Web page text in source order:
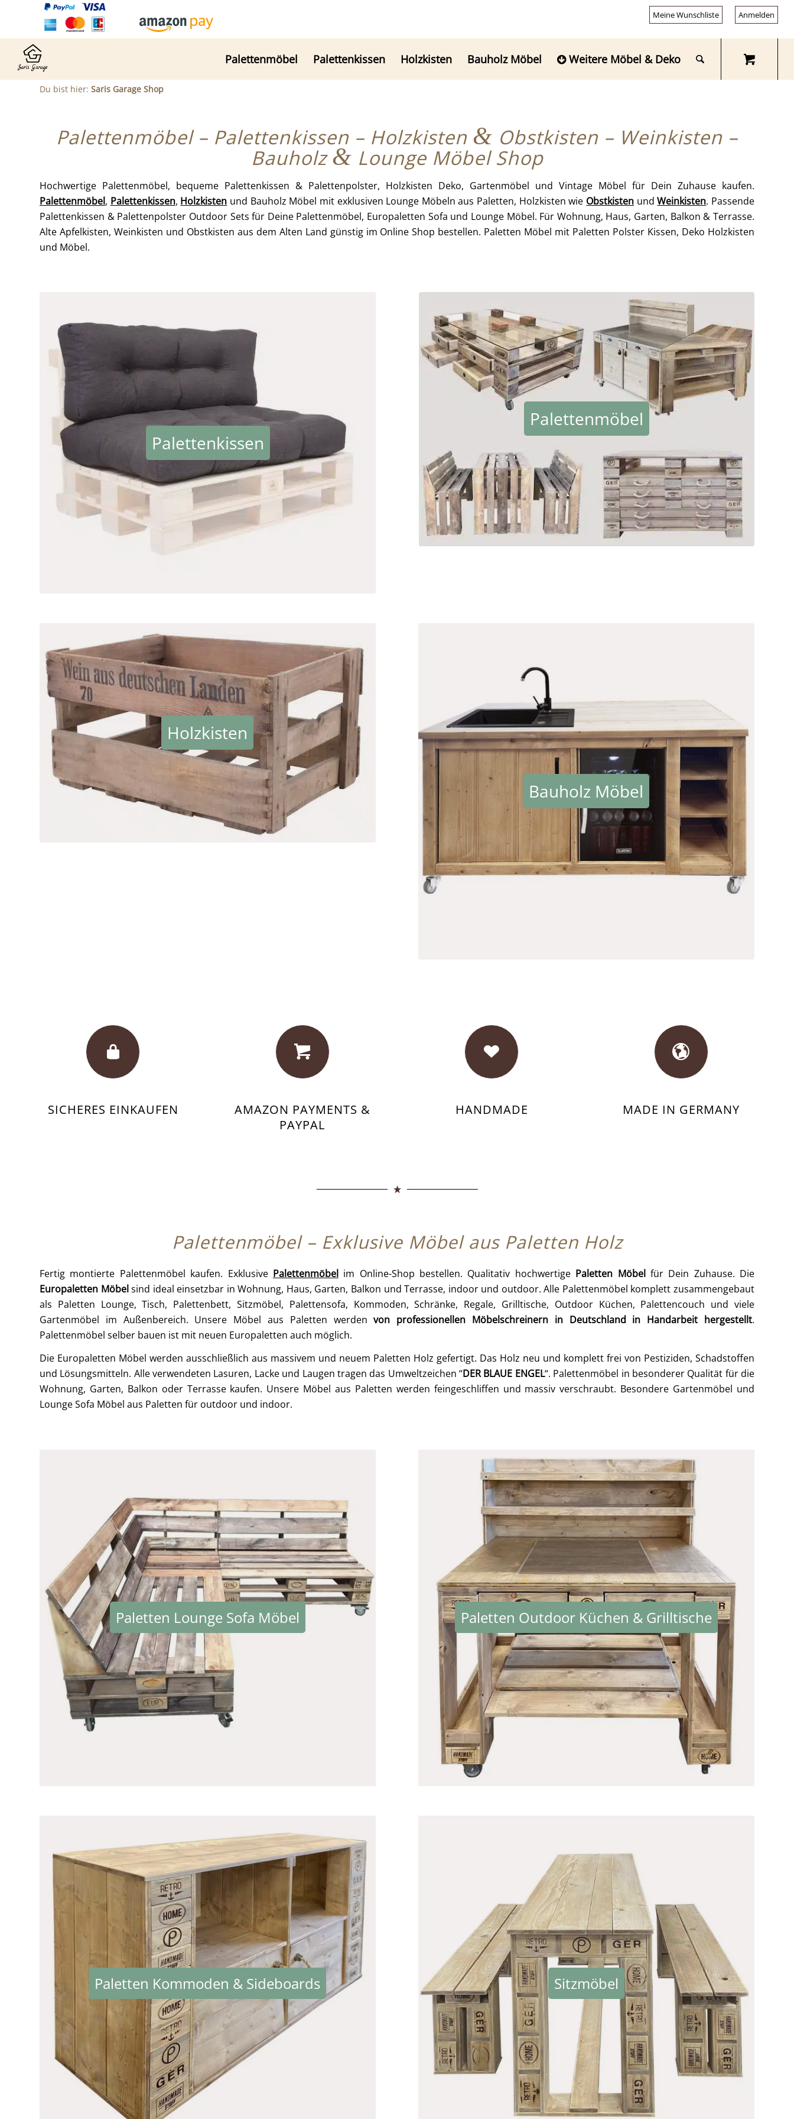
Meine Wunschliste Anmelden
Palettenmöbel Palettenkissen Holzkisten Bauholz Möbel Weitere Möbel & Deko
Du bist hier: Saris Garage Shop
Palettenmöbel – Palettenkissen – Holzkisten & Obstkisten – Weinkisten –
Bauholz& Lounge Möbel Shop
Hochwertige Palettenmöbel, bequeme Palettenkissen & Palettenpolster, Holzkisten Deko, Gartenmöbel und Vintage Möbel für Dein Zuhause kaufen.
Palettenmöbel, Palettenkissen, Holzkisten und Bauholz Möbel mit exklusiven Lounge Möbeln aus Paletten, Holzkisten wie Obstkisten undWeinkisten. Passende
Palettenkissen & Palettenpolster Outdoor Sets für Deine Palettenmöbel, Europaletten Sofa und Lounge Möbel. Für Wohnung, Haus, Garten, Balkon & Terrasse.
Alte Apfelkisten, Weinkisten und Obstkisten aus dem Alten Land günstig im Online Shop bestellen. Paletten Möbel mit Paletten Polster Kissen, Deko Holzkisten
und Möbel.
Palettenkissen
Palettenmöbel
Holzkisten
Bauholz Möbel
SICHERES EINKAUFEN
AMAZON PAYMENTS &
PAYPAL
HANDMADE MADE IN GERMANY
Palettenmöbel – Exklusive Möbel aus Paletten Holz
Fertig montierte Palettenmöbel kaufen. Exklusive Palettenmöbelim Online-Shop bestellen. Qualitativ hochwertige Paletten Möbelfür Dein Zuhause. Die
Europaletten Möbelsind ideal einsetzbar in Wohnung, Haus, Garten, Balkon und Terrasse, indoor und outdoor. Alle Palettenmöbel komplett zusammengebaut
als Paletten Lounge, Tisch, Palettenbett, Sitzmöbel, Palettensofa, Kommoden, Schränke, Regale, Grilltische, Outdoor Küchen, Palettencouch und viele
Gartenmöbel im Außenbereich. Unsere Möbel aus Paletten werdenvon professionellen Möbelschreinern in Deutschland in Handarbeit hergestellt.
Palettenmöbel selber bauen ist mit neuen Europaletten auch möglich.
Die Europaletten Möbel werden ausschließlich aus massivem und neuem Paletten Holz gefertigt. Das Holz neu und komplett frei von Pestiziden, Schadstoffen
und Lösungsmitteln. Alle verwendeten Lasuren, Lacke und Laugen tragen das Umweltzeichen “DER BLAUE ENGEL“. Palettenmöbel in besonderer Qualität für die
Wohnung, Garten, Balkon oder Terrasse kaufen. Unsere Möbel aus Paletten werden feingeschliffen und massiv verschraubt. Besondere Gartenmöbel und
Lounge Sofa Möbel aus Paletten für outdoor und indoor.
Paletten Lounge Sofa Möbel Paletten Outdoor Küchen & Grilltische
Paletten Kommoden & Sideboards Sitzmöbel